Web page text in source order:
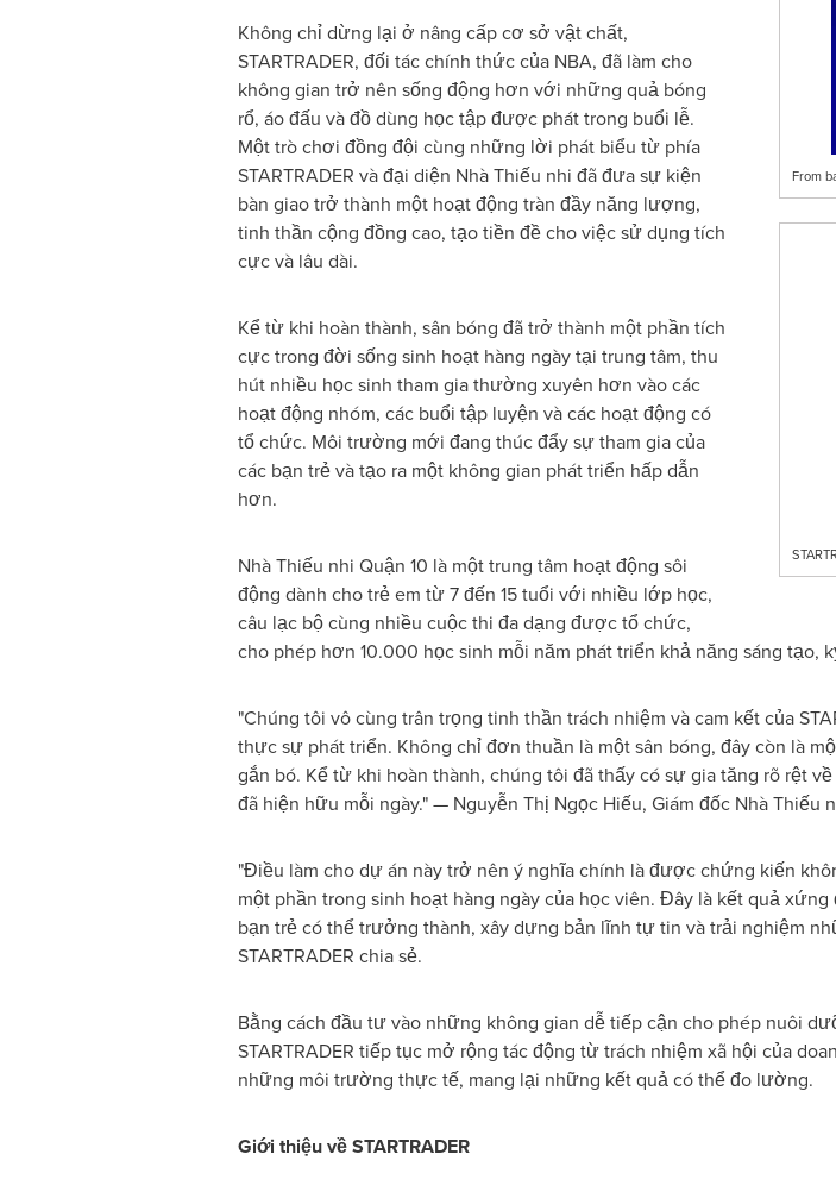
From
Không chỉ dừng lại ở nâng cấp cơ sở vật chất,
STARTRADER, đối tác chính thức của NBA, đã làm cho
không gian trở nên sống động hơn với những quả bóng
rổ, áo đấu và đồ dùng học tập được phát trong buổi lễ.
Một trò chơi đồng đội cùng những lời phát biểu từ phía
STARTRADER và đại diện Nhà Thiếu nhi đã đưa sự kiện
bàn giao trở thành một hoạt động tràn đầy năng lượng,
tinh thần cộng đồng cao, tạo tiền đề cho việc sử dụng tích
cực và lâu dài.
Kể từ khi hoàn thành, sân bóng đã trở thành một phần tích
cực trong đời sống sinh hoạt hàng ngày tại trung tâm, thu
hút nhiều học sinh tham gia thường xuyên hơn vào các
hoạt động nhóm, các buổi tập luyện và các hoạt động có
tổ chức. Môi trường mới đang thúc đẩy sự tham gia của
các bạn trẻ và tạo ra một không gian phát triển hấp dẫn
hơn.
Nhà Thiếu nhi Quận 10 là một trung tâm hoạt động sôi
động dành cho trẻ em từ 7 đến 15 tuổi với nhiều lớp học,
câu lạc bộ cùng nhiều cuộc thi đa dạng được tổ chức,
cho phép hơn 10.000 học sinh mỗi năm phát triển khả năng sáng tạo,
"Chúng tôi vô cùng trân trọng tinh thần trách nhiệm và cam kết của
thực sự phát triển. Không chỉ đơn thuần là một sân bóng, đây còn là
gắn bó. Kể từ khi hoàn thành, chúng tôi đã thấy có sự gia tăng rõ rệt
đã hiện hữu mỗi ngày." — Nguyễn Thị Ngọc Hiếu, Giám đốc Nhà Thiếu
"Điều làm cho dự án này trở nên ý nghĩa chính là được chứng kiến
một phần trong sinh hoạt hàng ngày của học viên. Đây là kết quả
bạn trẻ có thể trưởng thành, xây dựng bản lĩnh tự tin và trải nghiệm
STARTRADER chia sẻ.
Bằng cách đầu tư vào những không gian dễ tiếp cận cho phép nuôi
STARTRADER tiếp tục mở rộng tác động từ trách nhiệm xã hội của
những môi trường thực tế, mang lại những kết quả có thể đo lường.
Giới thiệu về STARTRADER